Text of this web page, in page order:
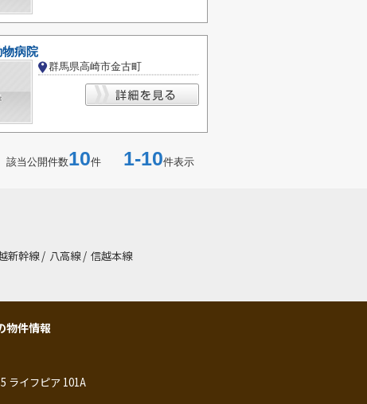
物病院
群馬県高崎市金古町
該当公開件数10件 1-10件表示
新幹線 / 八高線 / 信越本線
物件情報
ライフピア 101A